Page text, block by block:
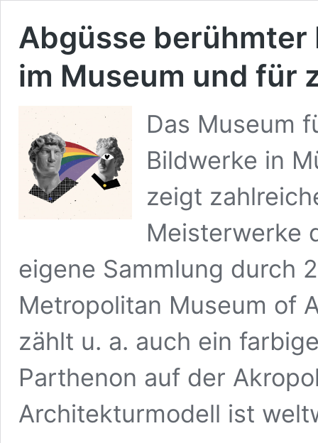
Abgüsse
im Museum und für
Das Museum
Bildwerke in
zeigt
Meisterwerke
eigene Sammlung durch
Metropolitan Museum of
zählt u. a. auch ein
Parthenon auf der
Architekturmodell ist